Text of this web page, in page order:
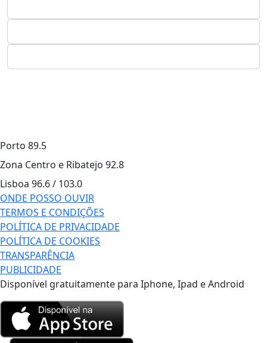
Porto 89.5
Zona Centro e Ribatejo 92.8
Lisboa 96.6 / 103.0
ONDE POSSO OUVIR
TERMOS E CONDIÇÕES
POLÍTICA DE PRIVACIDADE
POLÍTICA DE COOKIES
TRANSPARÊNCIA
PUBLICIDADE
Disponível gratuitamente para Iphone, Ipad e Android